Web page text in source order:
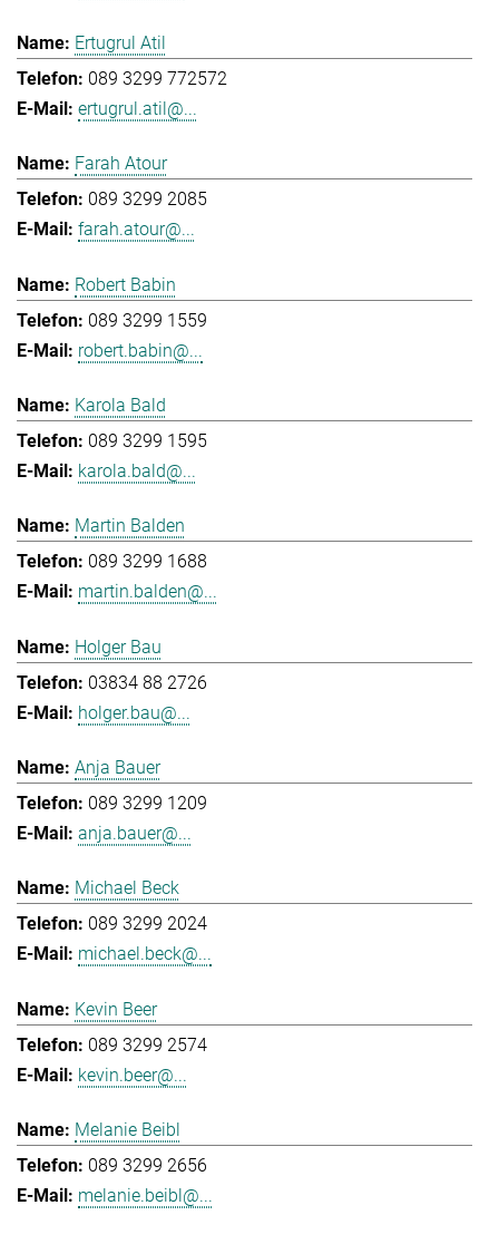
Ertugrul Atil
089 3299 772572
ertugrul.atil@...
Farah Atour
089 3299 2085
farah.atour@...
Robert Babin
089 3299 1559
robert.babin@...
Karola Bald
089 3299 1595
karola.bald@...
Martin Balden
089 3299 1688
martin.balden@...
Holger Bau
03834 88 2726
holger.bau@...
Anja Bauer
089 3299 1209
anja.bauer@...
Michael Beck
089 3299 2024
michael.beck@...
Kevin Beer
089 3299 2574
kevin.beer@...
Melanie Beibl
089 3299 2656
melanie.beibl@...